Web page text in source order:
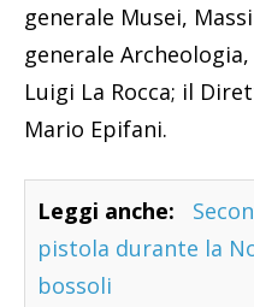
generale Musei,
generale
Luigi La Rocca; il
Mario Epifani.
Leggi anche:
pistola durante la
bossoli